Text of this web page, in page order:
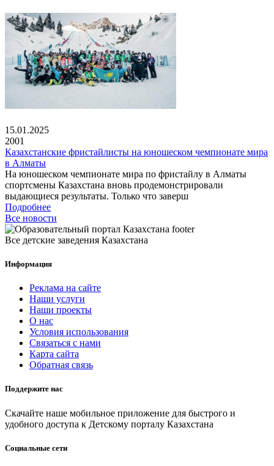
15.01.2025
2001
Казахстанские фристайлисты на юношеском чемпионате мира
в Алматы
На юношеском чемпионате мира по фристайлу в Алматы
спортсмены Казахстана вновь продемонстрировали
выдающиеся результаты. Только что заверш
Подробнее
Все новости
Все детские заведения Казахстана
Информация
Реклама на сайте
Наши услуги
Наши проекты
О нас
Условия использования
Связаться с нами
Карта сайта
Обратная связь
Поддержите нас
Скачайте наше мобильное приложение для быстрого и
удобного доступа к Детскому порталу Казахстана
Социальные сети